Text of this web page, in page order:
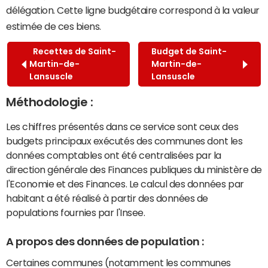
délégation. Cette ligne budgétaire correspond à la valeur
estimée de ces biens.
Recettes de Saint-
Martin-de-
Lansuscle
Budget de Saint-
Martin-de-
Lansuscle
Méthodologie :
Les chiffres présentés dans ce service sont ceux des
budgets principaux exécutés des communes dont les
données comptables ont été centralisées par la
direction générale des Finances publiques du ministère de
l'Economie et des Finances. Le calcul des données par
habitant a été réalisé à partir des données de
populations fournies par l'Insee.
A propos des données de population :
Certaines communes (notamment les communes